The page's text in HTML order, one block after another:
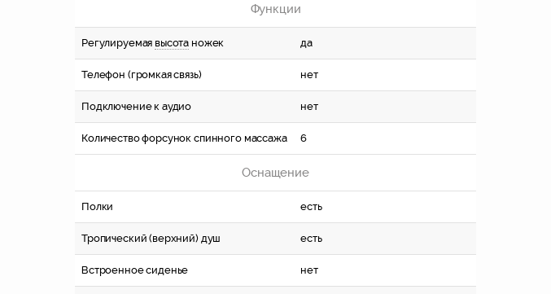
Функции
Регулируемая высота ножек да
Телефон (громкая связь) нет
Подключение к аудио нет
Количество форсунок спинного массажа 6
Оснащение
Полки есть
Тропический (верхний) душ есть
Встроенное сиденье нет